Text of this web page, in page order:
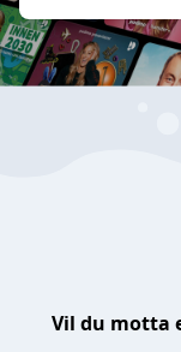
Vil du motta